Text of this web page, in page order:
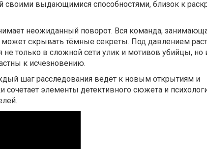
своими выдающимися способностями, близок к
неожиданный поворот. Вся команда,
скрывать тёмные секреты. Под давлением
не только в сложной сети улик и мотивов убийцы, но
к исчезновению.
шаг расследования ведёт к новым открытиям и
элементы детективного сюжета и